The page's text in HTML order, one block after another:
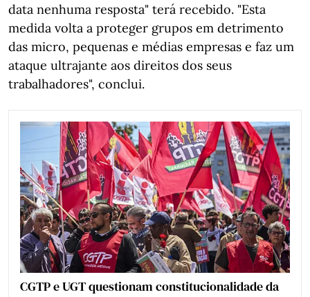
data nenhuma resposta" terá recebido. "Esta
medida volta a proteger grupos em detrimento
das micro, pequenas e médias empresas e faz um
ataque ultrajante aos direitos dos seus
trabalhadores", conclui.
CGTP e UGT questionam constitucionalidade da